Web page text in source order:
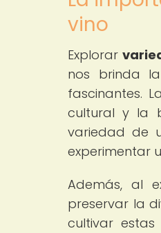
vino
Explorar
nos brinda
fascinantes.
cultural y la
variedad de
experimentar
Además, al
preservar la
cultivar